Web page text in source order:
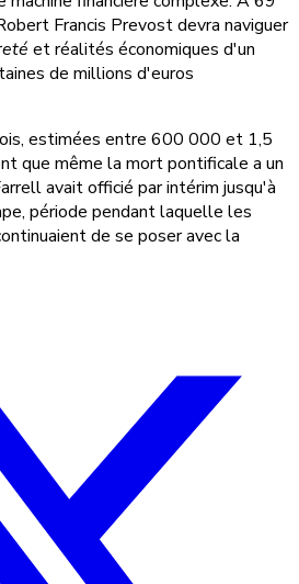
Francis Prevost devra naviguer
et réalités économiques d'un
de millions d'euros
estimées entre 600 000 et 1,5
que même la mort pontificale a un
avait officié par intérim jusqu'à
période pendant laquelle les
de se poser avec la